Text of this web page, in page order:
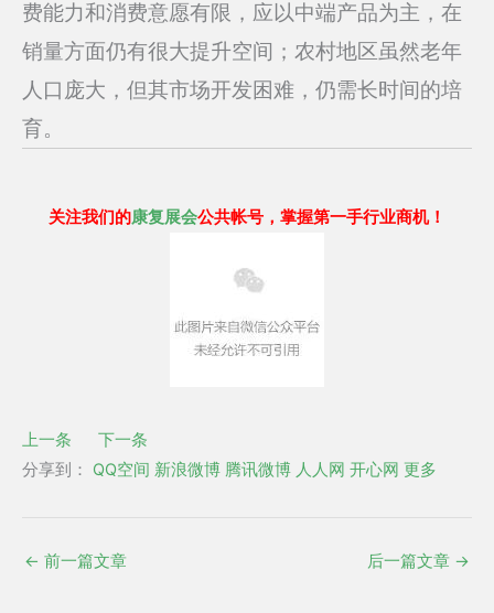
费能力和消费意愿有限，应以中端产品为主，在
销量方面仍有很大提升空间；农村地区虽然老年
人口庞大，但其市场开发困难，仍需长时间的培
育。
关注我们的康复展会公共帐号，掌握第一手行业商机！
上一条
下一条
分享到：
QQ空间 新浪微博 腾讯微博 人人网 开心网 更多
← 前一篇文章 后一篇文章 →